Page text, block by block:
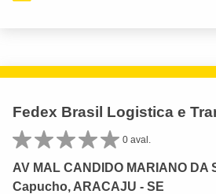
Fedex Brasil Logistica e
0 aval.
AV MAL CANDIDO MARIANO DA
Capucho, ARACAJU - SE